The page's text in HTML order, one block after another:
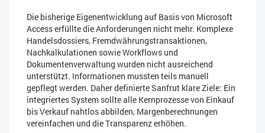
Die bisherige Eigenentwicklung auf Basis von Microsoft
Access erfüllte die Anforderungen nicht mehr. Komplexe
Handelsdossiers, Fremdwährungstransaktionen,
Nachkalkulationen sowie Workflows und
Dokumentenverwaltung wurden nicht ausreichend
unterstützt. Informationen mussten teils manuell
gepflegt werden. Daher definierte Sanfrut klare Ziele: Ein
integriertes System sollte alle Kernprozesse von Einkauf
bis Verkauf nahtlos abbilden, Margenberechnungen
vereinfachen und die Transparenz erhöhen.